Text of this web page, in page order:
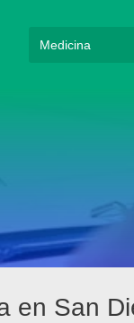
en San